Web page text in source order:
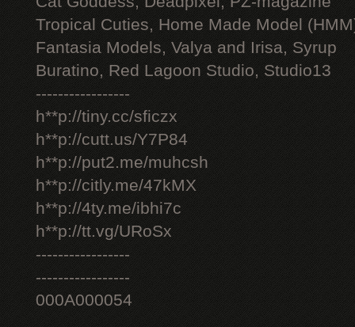
Tropical Cuties, Home Made Model
Fantasia Models, Valya and Irisa, Syrup
Buratino, Red Lagoon Studio, Studio13
-----------------
h**p://tiny.cc/sficzx
h**p://cutt.us/Y7P84
h**p://put2.me/muhcsh
h**p://citly.me/47kMX
h**p://4ty.me/ibhi7c
h**p://tt.vg/URoSx
-----------------
-----------------
000A000054